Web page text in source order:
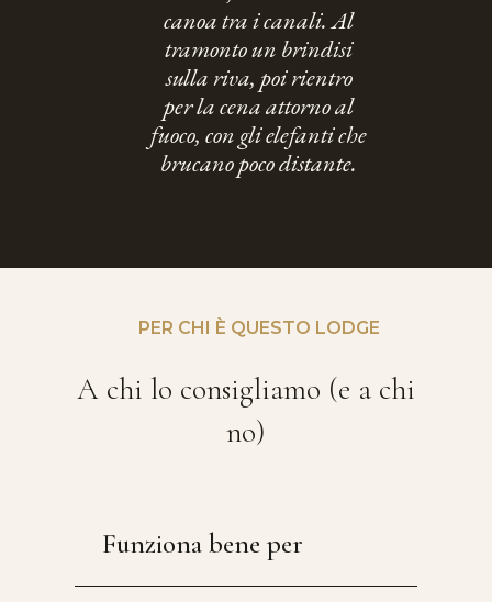
canoa tra i canali. Al
tramonto un brindisi
sulla riva, poi rientro
per la cena attorno al
fuoco, con gli elefanti che
brucano poco distante.
PER CHI È QUESTO LODGE
A chi lo consigliamo (e a chi
no)
Funziona bene per